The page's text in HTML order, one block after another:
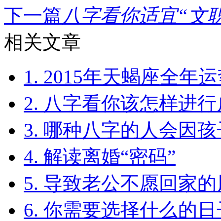
下一篇八字看你适宜“文
相关文章
1. 2015年天蝎座全年
2. 八字看你该怎样进
3. 哪种八字的人会因
4. 解读离婚“密码”
5. 导致老公不愿回家
6. 你需要选择什么的